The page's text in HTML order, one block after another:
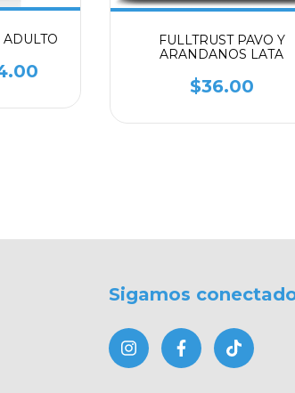
ADULTO
FULLTRUST PAVO Y
ARANDANOS LATA
$36.00
Sigamos